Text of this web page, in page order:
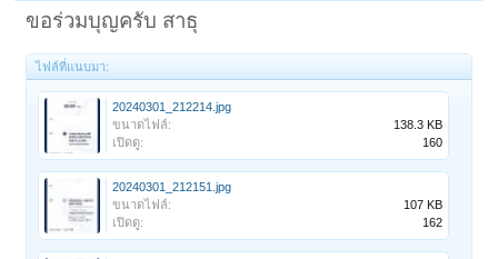
ขอร่วมบุญครับ สาธุ
ไฟล์ที่แนบมา:
20240301_212214.jpg
ขนาดไฟล์:
138.3 KB
เปิดดู:
160
20240301_212151.jpg
ขนาดไฟล์:
107 KB
เปิดดู:
162